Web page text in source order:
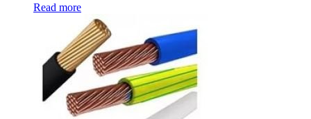
Read more